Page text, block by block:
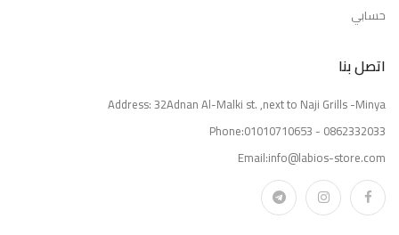
حسابي
اتصل بنا
Address: 32Adnan Al-Malki st. ,next to Naji Grills -Minya
Phone:01010710653 - 0862332033
Email:info@labios-store.com